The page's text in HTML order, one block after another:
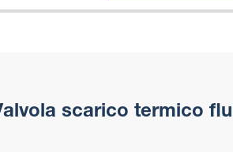
scarico termico